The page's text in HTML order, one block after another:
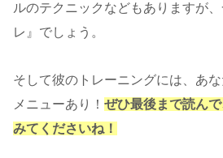
ルのテクニックなどもありますが
レ』でしょう。
そして彼のトレーニングには、あ
メニューあり！ ぜひ最後まで読ん
みてくださいね！